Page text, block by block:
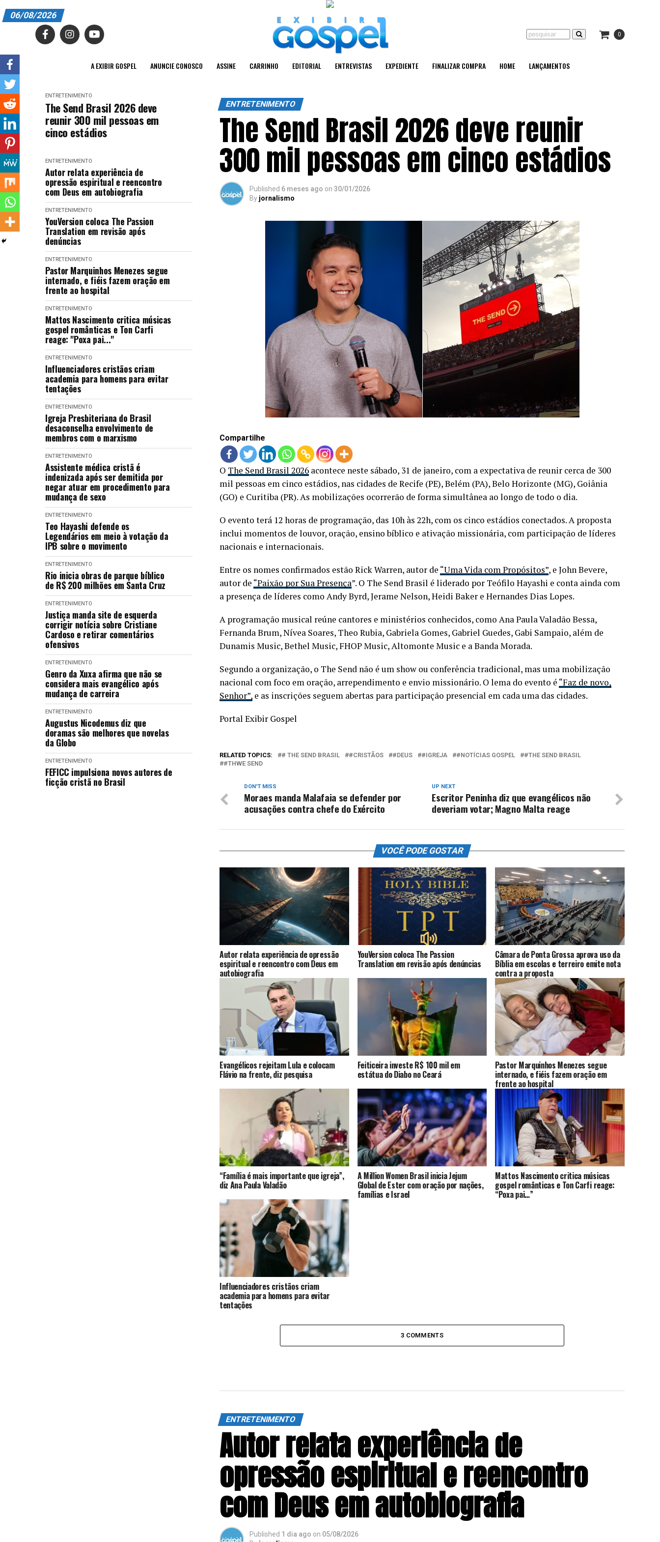
A EXIBIR GOSPEL
EDITORIAL
EXPEDIENTE
FINALIZAR COMPRA
HOME
LANÇAMENTOS
06/08/2026
0
A EXIBIR GOSPEL ANUNCIE CONOSCO ASSINE CARRINHO EDITORIAL ENTREVISTAS EXPEDIENTE FINALIZAR COMPRA HOME LANÇAMENTOS
ENTRETENIMENTO
The Send Brasil 2026 deve
reunir 300 mil pessoas em
cinco estádios
ENTRETENIMENTO
Autor relata experiência de
opressão espiritual e reencontro
com Deus em autobiografia
ENTRETENIMENTO
YouVersion coloca The Passion
Translation em revisão após
denúncias
ENTRETENIMENTO
Pastor Marquinhos Menezes segue
internado, e fiéis fazem oração em
frente ao hospital
ENTRETENIMENTO
Mattos Nascimento critica músicas
gospel românticas e Ton Carfi
reage: "Poxa pai..."
ENTRETENIMENTO
Influenciadores cristãos criam
academia para homens para evitar
tentações
ENTRETENIMENTO
Igreja Presbiteriana do Brasil
desaconselha envolvimento de
membros com o marxismo
ENTRETENIMENTO
Assistente médica cristã é
indenizada após ser demitida por
negar atuar em procedimento para
mudança de sexo
ENTRETENIMENTO
Teo Hayashi defende os
Legendários em meio à votação da
IPB sobre o movimento
ENTRETENIMENTO
Rio inicia obras de parque bíblico
de R$ 200 milhões em Santa Cruz
ENTRETENIMENTO
Justiça manda site de esquerda
corrigir notícia sobre Cristiane
Cardoso e retirar comentários
ofensivos
ENTRETENIMENTO
Genro da Xuxa afirma que não se
considera mais evangélico após
mudança de carreira
ENTRETENIMENTO
Augustus Nicodemus diz que
doramas são melhores que novelas
da Globo
ENTRETENIMENTO
FEFICC impulsiona novos autores de
ficção cristã no Brasil
ENTRETENIMENTO
The Send Brasil 2026 deve reunir
300 mil pessoas em cinco estádios
Published 6 meses ago on 30/01/2026
By jornalismo
Compartilhe
O The Send Brasil 2026 acontece neste sábado, 31 de janeiro, com a expectativa de reunir cerca de 300
mil pessoas em cinco estádios, nas cidades de Recife (PE), Belém (PA), Belo Horizonte (MG), Goiânia
(GO) e Curitiba (PR). As mobilizações ocorrerão de forma simultânea ao longo de todo o dia.
O evento terá 12 horas de programação, das 10h às 22h, com os cinco estádios conectados. A proposta
inclui momentos de louvor, oração, ensino bíblico e ativação missionária, com participação de líderes
nacionais e internacionais.
Entre os nomes confirmados estão Rick Warren, autor de “Uma Vida com Propósitos”, e John Bevere,
autor de “Paixão por Sua Presença”. O The Send Brasil é liderado por Teófilo Hayashi e conta ainda com
a presença de líderes como Andy Byrd, Jerame Nelson, Heidi Baker e Hernandes Dias Lopes.
A programação musical reúne cantores e ministérios conhecidos, como Ana Paula Valadão Bessa,
Fernanda Brum, Nívea Soares, Theo Rubia, Gabriela Gomes, Gabriel Guedes, Gabi Sampaio, além de
Dunamis Music, Bethel Music, FHOP Music, Altomonte Music e a Banda Morada.
Segundo a organização, o The Send não é um show ou conferência tradicional, mas uma mobilização
nacional com foco em oração, arrependimento e envio missionário. O lema do evento é “Faz de novo,
Senhor”, e as inscrições seguem abertas para participação presencial em cada uma das cidades.
Portal Exibir Gospel
RELATED TOPICS: # THE SEND BRASIL #CRISTÃOS #DEUS #IGREJA #NOTÍCIAS GOSPEL
#THE SEND BRASIL
#THWE SEND
UP NEXT
Escritor Peninha diz que evangélicos não
deveriam votar; Magno Malta reage
DON'T MISS
Moraes manda Malafaia se defender por
acusações contra chefe do Exército
VOCÊ PODE GOSTAR
Autor relata experiência de opressão
espiritual e reencontro com Deus em
autobiografia
YouVersion coloca The Passion
Translation em revisão após denúncias
Câmara de Ponta Grossa aprova uso da
Bíblia em escolas e terreiro emite nota
contra a proposta
Evangélicos rejeitam Lula e colocam
Flávio na frente, diz pesquisa
Feiticeira investe R$ 100 mil em
estátua do Diabo no Ceará
Pastor Marquinhos Menezes segue
internado, e fiéis fazem oração em
frente ao hospital
“Família é mais importante que igreja”,
diz Ana Paula Valadão
A Million Women Brasil inicia Jejum
Global de Ester com oração por nações,
famílias e Israel
Mattos Nascimento critica músicas
gospel românticas e Ton Carfi reage:
“Poxa pai…”
Influenciadores cristãos criam
academia para homens para evitar
tentações
3 COMMENTS
ENTRETENIMENTO
Autor relata experiência de
opressão espiritual e reencontro
com Deus em autobiografia
Published 1 dia ago on 05/08/2026